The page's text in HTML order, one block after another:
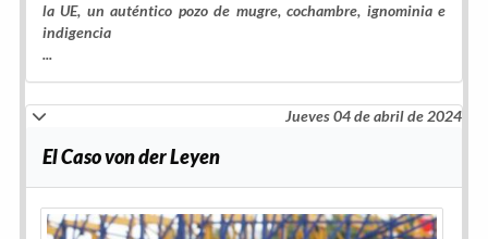
la UE, un auténtico pozo de mugre, cochambre, ignominia e
indigencia
...
Jueves 04 de abril de 2024
El Caso von der Leyen